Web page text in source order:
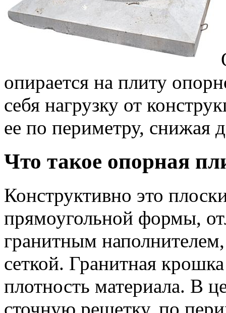
опирается на плиту
себя нагрузку от
ее по периметру, снижая
Что такое опорная
Конструктивно это
прямоугольной формы,
гранитным
сеткой. Гранитная
плотность материала. В
сточную решетку, по